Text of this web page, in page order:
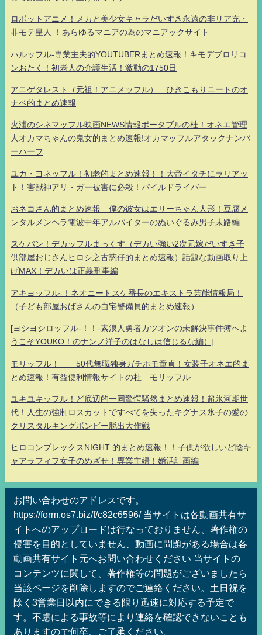
ロボットアニメ！メカと美少女キャラだいすき永遠の非リア充・
非モテ星人 ！あらゆるマニアの為のマニアックサイト
ハルッフル-専業主夫的YOUTUBERまとめ速報！キモデブロリコ
ンおたく！初老人の介護生活！激動の1750日
アニゲタレスト（元祖！アニメッフル） ひきこもりニートのオ
ナベ的まとめ速報
火浦のシネマッフル映画NEWS情報ポータブルの杜！オネエ管理
人オカマちゃんの鬼女的まとめ速報!オカマッフルアタックナンバ
ーハーフ
ユカ・ヨネッフル！初老的まとめ速報！！大帝イタチにラリアッ
ト！害獣神アリ・ガー被害に必殺！パイルドライバー
おネコさん的まとめ速報 僕の彼女はエリーちゃん人形！豆腐メ
ンタルメンヘラ電波中年アルバイターのぬいぐるみ男子末路編
スケバン！デカッフルまっくす（デカい強い2次元嫁だいすき子
供部屋おじさんヒロシ之古惑仔的まとめ速報）話題な動画取り上
げMAX！デカいは正義刑事編
アキヨッフル-！ネオニートスケ番長のエキストラ芸能情報局！
（子ども部屋おばさんの自宅警備員的まとめ速報）
[ヨシヨシロッフル-！！-素浪人勇者カツオンの未解決事件簿へよ
うこそYOUKO！のナンノ洋子のはなしは信じるな編）]
モリッフル！ 50代無職独身ガチホモ童貞！女装子オネエ的ま
とめ速報！有益便利情報サイトの杜 モリッフル
ユキユキッフル！ど底辺的一同驚愕騒然まとめ速報！超氷河期世
代！人生の強制ロスカットですべてを失ったキグナス氷子の愛の
クリスタルキングボンビー脱出大作戦
ヒロコンプレックスNIGHT 的まとめ速報！！子供が欲しいど陰キ
ャアラフィフ女子のめざせ！専業主婦！婚活計画編
お問い合わせのアドレスです。
https://form.os7.biz/f/c82c6596/ 当サイトは各動画共有サ
イトへのアップロードは行なっておりません、著作権の
侵害を目的としていません、動画に問題がある場合は各
動画共有サイト元へお問い合わせください 当サイトの
コンテンツに関して、著作権等の問題がございましたら
当該ページを削除しますのでご連絡ください。土日祝を
除く3営業日以内にできる限り迅速に対応する予定で
す。不慮による事故等により連絡を確認できないことも
ありますので何卒、ご了承ください。